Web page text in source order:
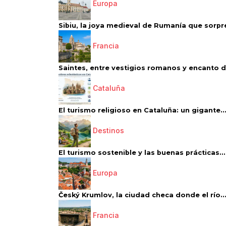
Europa
Sibiu, la joya medieval de Rumanía que
Francia
Saintes, entre vestigios romanos y encanto
Cataluña
El turismo religioso en Cataluña: un gigante...
Destinos
El turismo sostenible y las buenas prácticas...
Europa
Český Krumlov, la ciudad checa donde el río...
Francia